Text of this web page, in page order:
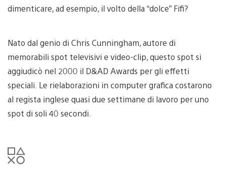
dimenticare, ad esempio, il volto della “dolce” Fifi?
Nato dal genio di Chris Cunningham, autore di
memorabili spot televisivi e video-clip, questo spot si
aggiudicò nel 2000 il D&AD Awards per gli effetti
speciali. Le rielaborazioni in computer grafica costarono
al regista inglese quasi due settimane di lavoro per uno
spot di soli 40 secondi.